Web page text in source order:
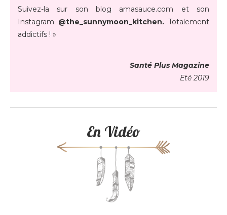
Suivez-la sur son blog amasauce.com et son
Instagram @the_sunnymoon_kitchen. Totalement
addictifs ! »
Santé Plus Magazine
Eté 2019
En Vidéo